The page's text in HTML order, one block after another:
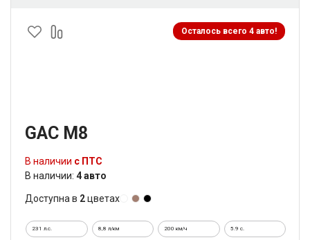
Осталось всего 4 авто!
GAC M8
В наличии с ПТС
В наличии: 4 авто
Доступна в 2цветах
231 л.с. 8,8 л/км 200 км/ч 5.9 c.